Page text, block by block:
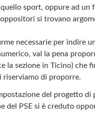
sport, oppure ad un
si trovano
necessarie per indire
val la pena
la sezione in Ticino) che
riserviamo di proporre.
del progetto
del PSE si è creduto